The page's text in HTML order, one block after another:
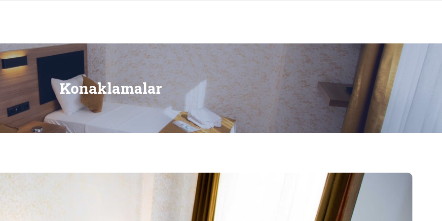
ANA SAYFA ODALARIMIZ KURUMSAL İLETİŞİM (0242) 247 20 20
Konaklamalar